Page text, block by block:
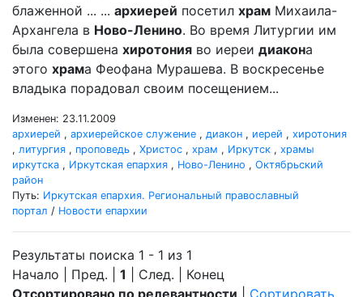
блаженной ... ... архиерей посетил храм Михаила-
Архангела в Ново-Ленино. Во время Литургии им
была совершена хиротония во иереи диакона
этого храма Феофана Мурашева. В воскресенье
владыка порадовал своим посещением...
Изменен: 23.11.2009
архиерей , архиерейское служение , диакон , иерей , хиротония
, литургия , проповедь , Христос , храм , Иркутск , храмы
иркутска , Иркутская епархия , Ново-Ленино , Октябрьский
район
Путь: Иркутская епархия. Региональный православный
портал / Новости епархии
Результаты поиска 1 - 1 из 1
Начало | Пред. | 1 | След. | Конец
Отсортировано по релевантности
Сортировать